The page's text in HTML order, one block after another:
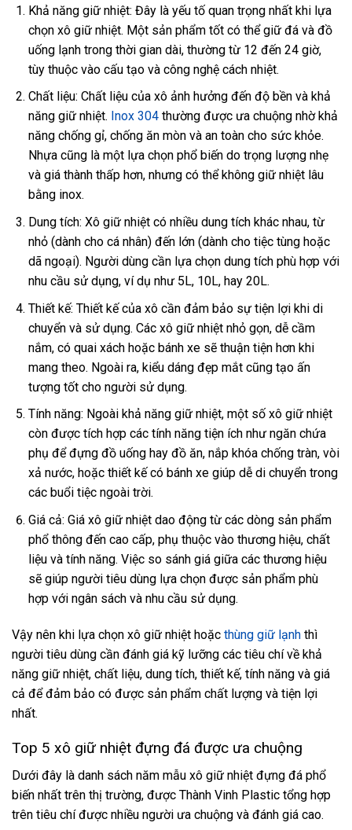
Khả năng giữ nhiệt: Đây là yếu tố quan trọng nhất khi lựa
chọn xô giữ nhiệt. Một sản phẩm tốt có thể giữ đá và đồ
uống lạnh trong thời gian dài, thường từ 12 đến 24 giờ,
tùy thuộc vào cấu tạo và công nghệ cách nhiệt.
Chất liệu: Chất liệu của xô ảnh hưởng đến độ bền và khả
năng giữ nhiệt. Inox 304thường được ưa chuộng nhờ khả
năng chống gỉ, chống ăn mòn và an toàn cho sức khỏe.
Nhựa cũng là một lựa chọn phổ biến do trọng lượng nhẹ
và giá thành thấp hơn, nhưng có thể không giữ nhiệt lâu
bằng inox.
Dung tích: Xô giữ nhiệt có nhiều dung tích khác nhau, từ
nhỏ (dành cho cá nhân) đến lớn (dành cho tiệc tùng hoặc
dã ngoại). Người dùng cần lựa chọn dung tích phù hợp với
nhu cầu sử dụng, ví dụ như 5L, 10L, hay 20L.
Thiết kế: Thiết kế của xô cần đảm bảo sự tiện lợi khi di
chuyển và sử dụng. Các xô giữ nhiệt nhỏ gọn, dễ cầm
nắm, có quai xách hoặc bánh xe sẽ thuận tiện hơn khi
mang theo. Ngoài ra, kiểu dáng đẹp mắt cũng tạo ấn
tượng tốt cho người sử dụng.
Tính năng: Ngoài khả năng giữ nhiệt, một số xô giữ nhiệt
còn được tích hợp các tính năng tiện ích như ngăn chứa
phụ để đựng đồ uống hay đồ ăn, nắp khóa chống tràn, vòi
xả nước, hoặc thiết kế có bánh xe giúp dễ di chuyển trong
các buổi tiệc ngoài trời.
Giá cả: Giá xô giữ nhiệt dao động từ các dòng sản phẩm
phổ thông đến cao cấp, phụ thuộc vào thương hiệu, chất
liệu và tính năng. Việc so sánh giá giữa các thương hiệu
sẽ giúp người tiêu dùng lựa chọn được sản phẩm phù
hợp với ngân sách và nhu cầu sử dụng.
Vậy nên khi lựa chọn xô giữ nhiệt hoặc thùng giữ lạnh thì
người tiêu dùng cần đánh giá kỹ lưỡng các tiêu chí về khả
năng giữ nhiệt, chất liệu, dung tích, thiết kế, tính năng và giá
cả để đảm bảo có được sản phẩm chất lượng và tiện lợi
nhất.
Top 5 xô giữ nhiệt đựng đá được ưa chuộng
Dưới đây là danh sách năm mẫu xô giữ nhiệt đựng đá phổ
biến nhất trên thị trường, được Thành Vinh Plastic tổng hợp
trên tiêu chí được nhiều người ưa chuộng và đánh giá cao.